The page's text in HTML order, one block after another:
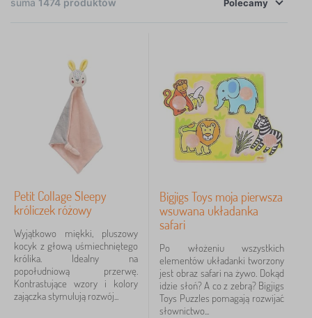
Określenie
Wiek dziecka
Umiejętność
6 Zł2 821 Zł
Szukaj w filtrze
suma 1474 produktów
Petit Collage Sleepy
króliczek różowy
Wyjątkowo miękki, pluszowy
kocyk z głową uśmiechniętego
królika. Idealny na
popołudniową przerwę.
Kontrastujące wzory i kolory
zajączka stymulują rozwój...
Bigjigs Toys moja pierwsza
wsuwana układanka
safari
Po włożeniu wszystkich
elementów układanki tworzony
jest obraz safari na żywo. Dokąd
idzie słoń? A co z zebrą? Bigjigs
Toys Puzzles pomagają rozwijać
słownictwo...